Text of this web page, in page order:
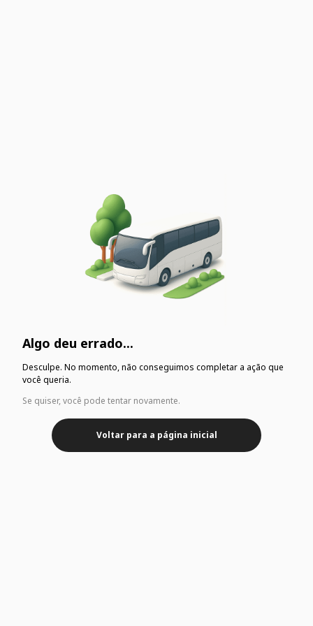
Algo deu errado...
Desculpe. No momento, não conseguimos completar a ação que
você queria.
Se quiser, você pode tentar novamente.
Voltar para a página inicial